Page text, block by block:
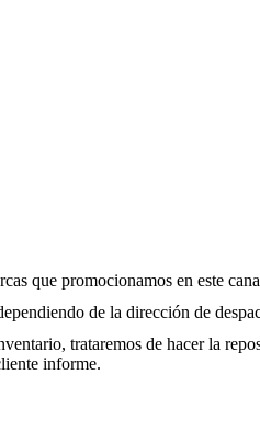
que promocionamos en este
de la dirección de
trataremos de hacer la
informe.